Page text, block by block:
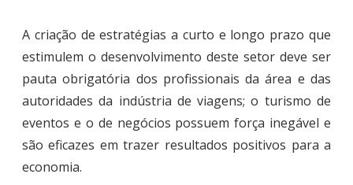
A criação de estratégias a curto e longo prazo que
estimulem o desenvolvimento deste setor deve ser
pauta obrigatória dos profissionais da área e das
autoridades da indústria de viagens; o turismo de
eventos e o de negócios possuem força inegável e
são eficazes em trazer resultados positivos para a
economia.